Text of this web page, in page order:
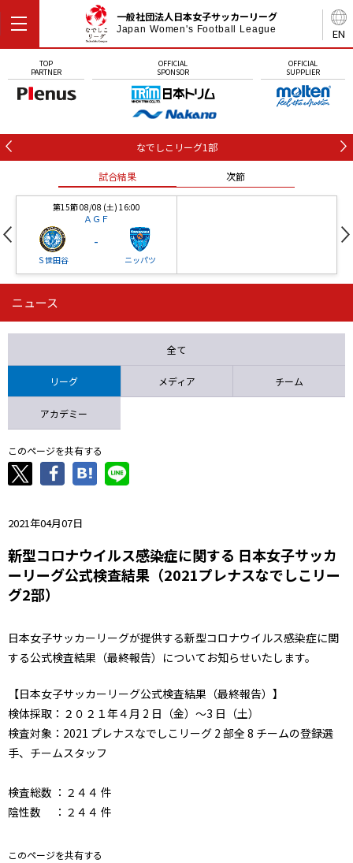
EN
一般社団法人日本女子サッカーリーグ
Japan Women's Football League
TOP
PARTNER
OFFICIAL
SPONSOR
OFFICIAL
SUPPLIER
なでしこリーグ1部
試合結果 次節
第15節 08/08 (土) 16:00
ＡＧＦ
Ｓ世田谷
-
ニッパツ
第16節 09/05 (土) 15:00
ニッパツ 石人の星
ニュース
全て
リーグ メディア チーム
アカデミー
このページを共有する
2021年04月07日
新型コロナウイルス感染症に関する 日本女子サッカ
ーリーグ公式検査結果（2021プレナスなでしこリー
グ2部）
日本女子サッカーリーグが提供する新型コロナウイルス感染症に関
する公式検査結果（最終報告）についてお知らせいたします。
【日本女子サッカーリーグ公式検査結果（最終報告）】
検体採取：２０２１年４月 2 日（金）～3 日（土）
検査対象：2021 プレナスなでしこリーグ 2 部全 8 チームの登録選
手、チームスタッフ
検査総数 ：２４４ 件
陰性数 ：２４４ 件
このページを共有する